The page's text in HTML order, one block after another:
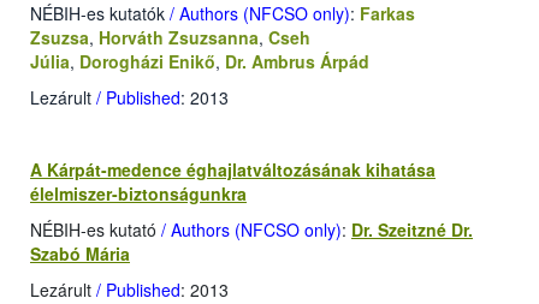
NÉBIH-es kutatók / Authors (NFCSO only): Farkas
Zsuzsa, Horváth Zsuzsanna, Cseh
Júlia, Dorogházi Enikő, Dr. Ambrus Árpád
Lezárult / Published: 2013
A Kárpát-medence éghajlatváltozásának kihatása
élelmiszer-biztonságunkra
NÉBIH-es kutató / Authors (NFCSO only): Dr. Szeitzné Dr.
Szabó Mária
Lezárult / Published: 2013